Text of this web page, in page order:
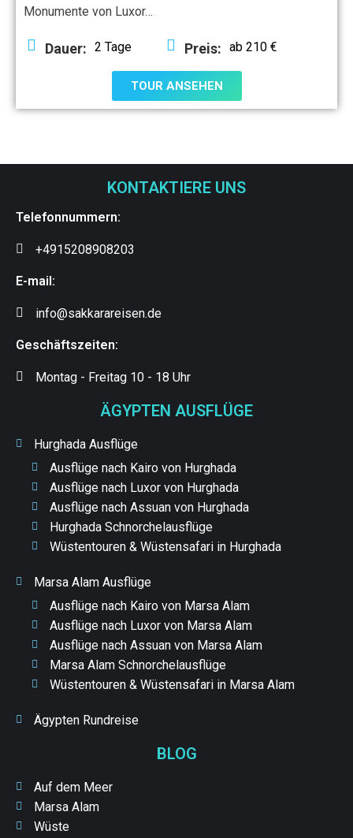
Monumente von Luxor…
Dauer: 2 Tage Preis: ab 210 €
TOUR ANSEHEN
KONTAKTIERE UNS
Telefonnummern:
+4915208908203
E-mail:
info@sakkarareisen.de
Geschäftszeiten:
Montag - Freitag 10 - 18 Uhr
ÄGYPTEN AUSFLÜGE
Hurghada Ausflüge
Ausflüge nach Kairo von Hurghada
Ausflüge nach Luxor von Hurghada
Ausflüge nach Assuan von Hurghada
Hurghada Schnorchelausflüge
Wüstentouren & Wüstensafari in Hurghada
Marsa Alam Ausflüge
Ausflüge nach Kairo von Marsa Alam
Ausflüge nach Luxor von Marsa Alam
Ausflüge nach Assuan von Marsa Alam
Marsa Alam Schnorchelausflüge
Wüstentouren & Wüstensafari in Marsa Alam
Ägypten Rundreise
BLOG
Auf dem Meer
Marsa Alam
Wüste